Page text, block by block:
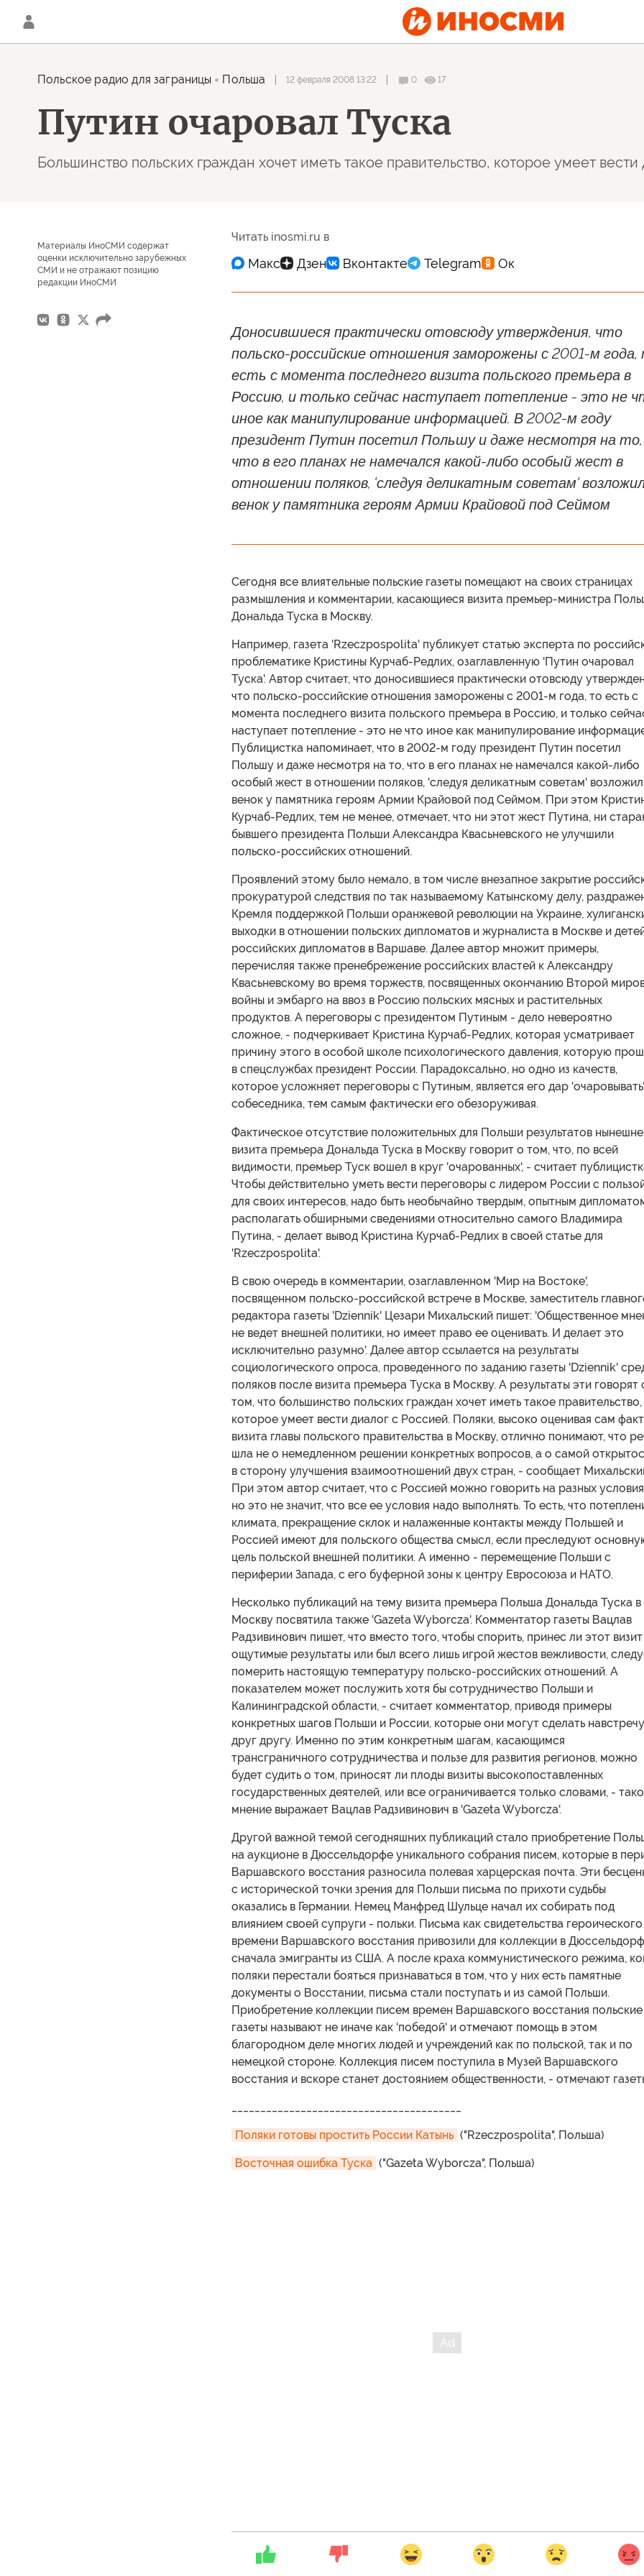
Польское радио для заграницы Польша 12 февраля 2008 13:22 0 17
Путин очаровал Туска
Большинство польских граждан хочет иметь такое правительство, которое умеет
Материалы ИноСМИ содержат
оценки исключительно зарубежных
СМИ и не отражают позицию
редакции ИноСМИ
Читать inosmi.ru в
Доносившиеся практически отовсюду утверждения, что
польско-российские отношения заморожены с 2001-м
есть с момента последнего визита польского премьера в
Россию, и только сейчас наступает потепление - это не
иное как манипулирование информацией. В 2002-м году
президент Путин посетил Польшу и даже несмотря на то,
что в его планах не намечался какой-либо особый жест в
отношении поляков, 'следуя деликатным советам'
венок у памятника героям Армии Крайовой под Сеймом
Сегодня все влиятельные польские газеты помещают на своих страницах
размышления и комментарии, касающиеся визита премьер-министра
Дональда Туска в Москву.
Например, газета 'Rzeczpospolita' публикует статью эксперта по
проблематике Кристины Курчаб-Редлих, озаглавленную 'Путин очаровал
Туска'. Автор считает, что доносившиеся практически отовсюду
что польско-российские отношения заморожены с 2001-м года, то есть с
момента последнего визита польского премьера в Россию, и только
наступает потепление - это не что иное как манипулирование
Публицистка напоминает, что в 2002-м году президент Путин посетил
Польшу и даже несмотря на то, что в его планах не намечался какой-либо
особый жест в отношении поляков, 'следуя деликатным советам' возложил
венок у памятника героям Армии Крайовой под Сеймом. При этом
Курчаб-Редлих, тем не менее, отмечает, что ни этот жест Путина, ни
бывшего президента Польши Александра Квасьневского не улучшили
польско-российских отношений.
Проявлений этому было немало, в том числе внезапное закрытие
прокуратурой следствия по так называемому Катынскому делу,
Кремля поддержкой Польши оранжевой революции на Украине,
выходки в отношении польских дипломатов и журналиста в Москве и
российских дипломатов в Варшаве. Далее автор множит примеры,
перечисляя также пренебрежение российских властей к Александру
Квасьневскому во время торжеств, посвященных окончанию Второй
войны и эмбарго на ввоз в Россию польских мясных и растительных
продуктов. А переговоры с президентом Путиным - дело невероятно
сложное, - подчеркивает Кристина Курчаб-Редлих, которая усматривает
причину этого в особой школе психологического давления, которую
в спецслужбах президент России. Парадоксально, но одно из качеств,
которое усложняет переговоры с Путиным, является его дар 'очаровывать'
собеседника, тем самым фактически его обезоруживая.
Фактическое отсутствие положительных для Польши результатов
визита премьера Дональда Туска в Москву говорит о том, что, по всей
видимости, премьер Туск вошел в круг 'очарованных', - считает
Чтобы действительно уметь вести переговоры с лидером России с
для своих интересов, надо быть необычайно твердым, опытным
располагать обширными сведениями относительно самого Владимира
Путина, - делает вывод Кристина Курчаб-Редлих в своей статье для
'Rzeczpospolita'.
В свою очередь в комментарии, озаглавленном 'Мир на Востоке',
посвященном польско-российской встрече в Москве, заместитель
редактора газеты 'Dziennik' Цезари Михальский пишет: 'Общественное
не ведет внешней политики, но имеет право ее оценивать. И делает это
исключительно разумно'. Далее автор ссылается на результаты
социологического опроса, проведенного по заданию газеты 'Dziennik'
поляков после визита премьера Туска в Москву. А результаты эти говорят
том, что большинство польских граждан хочет иметь такое правительство,
которое умеет вести диалог с Россией. Поляки, высоко оценивая сам факт
визита главы польского правительства в Москву, отлично понимают, что
шла не о немедленном решении конкретных вопросов, а о самой
в сторону улучшения взаимоотношений двух стран, - сообщает
При этом автор считает, что с Россией можно говорить на разных
но это не значит, что все ее условия надо выполнять. То есть, что
климата, прекращение склок и налаженные контакты между Польшей и
Россией имеют для польского общества смысл, если преследуют
цель польской внешней политики. А именно - перемещение Польши с
периферии Запада, с его буферной зоны к центру Евросоюза и НАТО.
Несколько публикаций на тему визита премьера Польша Дональда Туска в
Москву посвятила также 'Gazeta Wyborcza'. Комментатор газеты Вацлав
Радзивинович пишет, что вместо того, чтобы спорить, принес ли этот визит
ощутимые результаты или был всего лишь игрой жестов вежливости,
померить настоящую температуру польско-российских отношений. А
показателем может послужить хотя бы сотрудничество Польши и
Калининградской области, - считает комментатор, приводя примеры
конкретных шагов Польши и России, которые они могут сделать навстречу
друг другу. Именно по этим конкретным шагам, касающимся
трансграничного сотрудничества и пользе для развития регионов, можно
будет судить о том, приносят ли плоды визиты высокопоставленных
государственных деятелей, или все ограничивается только словами, -
мнение выражает Вацлав Радзивинович в 'Gazeta Wyborcza'.
Другой важной темой сегодняшних публикаций стало приобретение
на аукционе в Дюссельдорфе уникального собрания писем, которые в
Варшавского восстания разносила полевая харцерская почта. Эти
с исторической точки зрения для Польши письма по прихоти судьбы
оказались в Германии. Немец Манфред Шульце начал их собирать под
влиянием своей супруги - польки. Письма как свидетельства героического
времени Варшавского восстания привозили для коллекции в Дюссельдорф
сначала эмигранты из США. А после краха коммунистического режима,
поляки перестали бояться признаваться в том, что у них есть памятные
документы о Восстании, письма стали поступать и из самой Польши.
Приобретение коллекции писем времен Варшавского восстания польские
газеты называют не иначе как 'победой' и отмечают помощь в этом
благородном деле многих людей и учреждений как по польской, так и по
немецкой стороне. Коллекция писем поступила в Музей Варшавского
восстания и вскоре станет достоянием общественности, - отмечают
Поляки готовы простить России Катынь ("Rzeczpospolita", Польша)
Восточная ошибка Туска ("Gazeta Wyborcza", Польша)